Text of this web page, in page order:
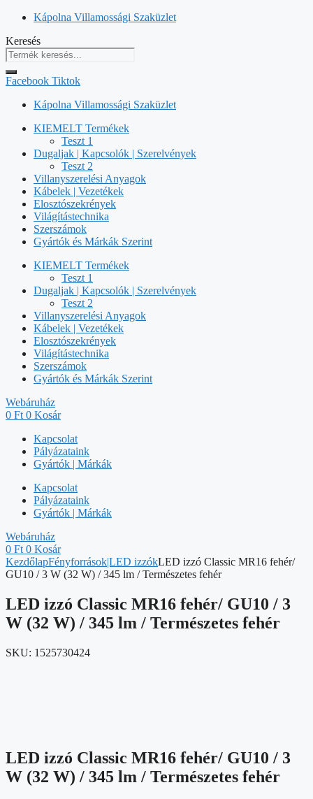
Kilépés
tartalomba
Kápolna Villamossági Szaküzlet
Keresés
Facebook Tiktok
Kápolna Villamossági Szaküzlet
KIEMELT Termékek
Teszt 1
Dugaljak | Kapcsolók | Szerelvények
Teszt 2
Villanyszerelési Anyagok
Kábelek | Vezetékek
Elosztószekrények
Világítástechnika
Szerszámok
Gyártók és Márkák Szerint
KIEMELT Termékek
Teszt 1
Dugaljak | Kapcsolók | Szerelvények
Teszt 2
Villanyszerelési Anyagok
Kábelek | Vezetékek
Elosztószekrények
Világítástechnika
Szerszámok
Gyártók és Márkák Szerint
Webáruház
0 Ft 0 Kosár
Kapcsolat
Pályázataink
Gyártók | Márkák
Kapcsolat
Pályázataink
Gyártók | Márkák
Webáruház
0 Ft 0 Kosár
KezdőlapFényforrások|LED izzókLED izzó Classic MR16 fehér/
GU10 / 3 W (32 W) / 345 lm / Természetes fehér
LED izzó Classic MR16 fehér/ GU10 / 3
W (32 W) / 345 lm / Természetes fehér
SKU: 1525730424
LED izzó Classic MR16 fehér/ GU10 / 3
W (32 W) / 345 lm / Természetes fehér